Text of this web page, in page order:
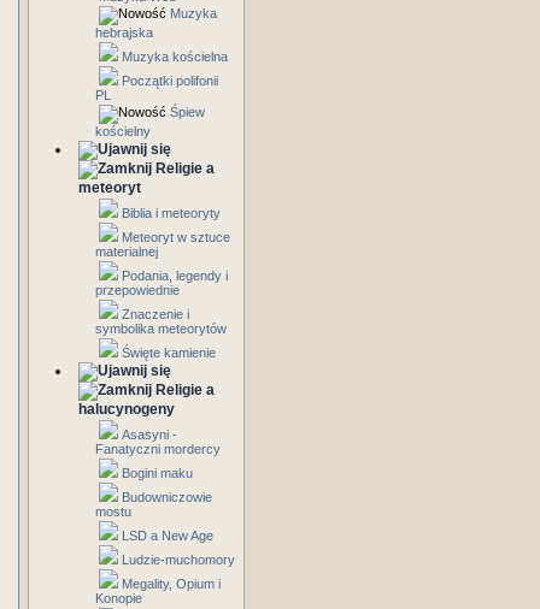
Muzyka
hebrajska
Muzyka kościelna
Początki polifonii
PL
Śpiew
kościelny
Religie a
meteoryt
Biblia i meteoryty
Meteoryt w sztuce
materialnej
Podania, legendy i
przepowiednie
Znaczenie i
symbolika meteorytów
Święte kamienie
Religie a
halucynogeny
Asasyni -
Fanatyczni mordercy
Bogini maku
Budowniczowie
mostu
LSD a New Age
Ludzie-muchomory
Megality, Opium i
Konopie